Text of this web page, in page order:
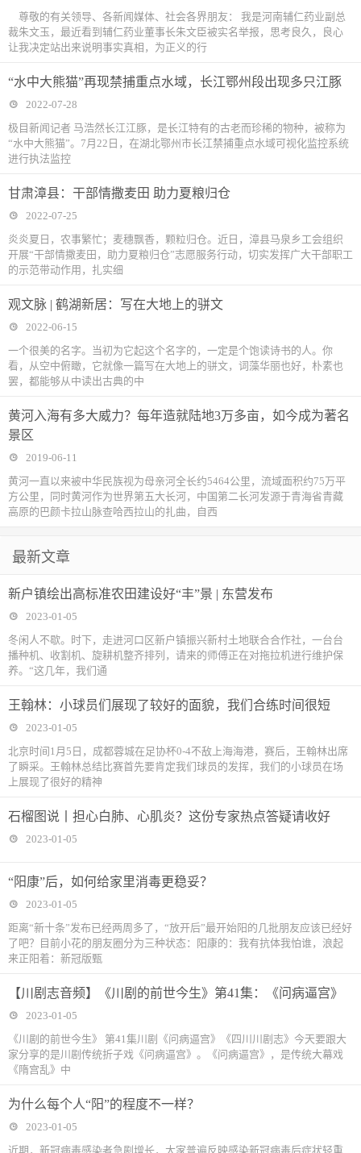
尊敬的有关领导、各新闻媒体、社会各界朋友： 我是河南辅仁药业副总
裁朱文玉，最近看到辅仁药业董事长朱文臣被实名举报，思考良久，良心
让我决定站出来说明事实真相，为正义的行
“水中大熊猫”再现禁捕重点水域，长江鄂州段出现多只江豚
2022-07-28
极目新闻记者 马浩然长江江豚，是长江特有的古老而珍稀的物种，被称为
“水中大熊猫”。7月22日，在湖北鄂州市长江禁捕重点水域可视化监控系统
进行执法监控
甘肃漳县：干部情撒麦田 助力夏粮归仓
2022-07-25
炎炎夏日，农事繁忙；麦穗飘香，颗粒归仓。近日，漳县马泉乡工会组织
开展“干部情撒麦田，助力夏粮归仓”志愿服务行动，切实发挥广大干部职工
的示范带动作用，扎实细
观文脉 | 鹤湖新居：写在大地上的骈文
2022-06-15
一个很美的名字。当初为它起这个名字的，一定是个饱读诗书的人。你
看，从空中俯瞰，它就像一篇写在大地上的骈文，词藻华丽也好，朴素也
罢，都能够从中读出古典的中
黄河入海有多大威力？每年造就陆地3万多亩，如今成为著名
景区
2019-06-11
黄河一直以来被中华民族视为母亲河全长约5464公里，流域面积约75万平
方公里，同时黄河作为世界第五大长河，中国第二长河发源于青海省青藏
高原的巴颜卡拉山脉查哈西拉山的扎曲，自西
最新文章
新户镇绘出高标准农田建设好“丰”景 | 东营发布
2023-01-05
冬闲人不歇。时下，走进河口区新户镇振兴新村土地联合合作社，一台台
播种机、收割机、旋耕机整齐排列，请来的师傅正在对拖拉机进行维护保
养。“这几年，我们通
王翰林：小球员们展现了较好的面貌，我们合练时间很短
2023-01-05
北京时间1月5日，成都蓉城在足协杯0-4不敌上海海港，赛后，王翰林出席
了瞬采。王翰林总结比赛首先要肯定我们球员的发挥，我们的小球员在场
上展现了很好的精神
石榴图说丨担心白肺、心肌炎？这份专家热点答疑请收好
2023-01-05
“阳康”后，如何给家里消毒更稳妥？
2023-01-05
距离“新十条”发布已经两周多了，“放开后”最开始阳的几批朋友应该已经好
了吧？目前小花的朋友圈分为三种状态：阳康的：我有抗体我怕谁，浪起
来正阳着：新冠版甄
【川剧志音频】《川剧的前世今生》第41集：《问病逼宫》
2023-01-05
《川剧的前世今生》 第41集川剧《问病逼宫》《四川川剧志》今天要跟大
家分享的是川剧传统折子戏《问病逼宫》。《问病逼宫》，是传统大幕戏
《隋宫乱》中
为什么每个人“阳”的程度不一样？
2023-01-05
近期，新冠病毒感染者急剧增长，大家普遍反映感染新冠病毒后症状轻重